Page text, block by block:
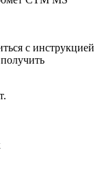
с инструкцией